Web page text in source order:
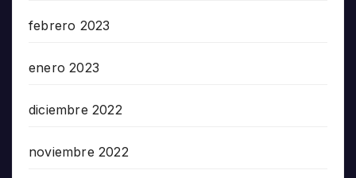
febrero 2023
enero 2023
diciembre 2022
noviembre 2022